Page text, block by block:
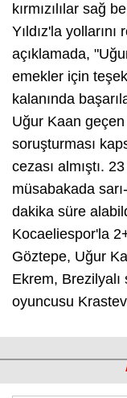
kırmızılılar sağ
Yıldız'la
açıklamada,
emekler için
kalanında
Uğur Kaan
soruşturması
cezası almıştı.
müsabakada
dakika süre
Kocaeliespor'la
Göztepe, Uğur
Ekrem,
oyuncusu